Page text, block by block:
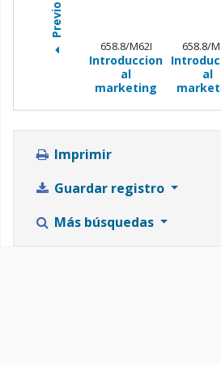
Previo
658.8/M62I
Introduccion
al
marketing
658.8/
al
Imprimir
Guardar registro
Más búsquedas